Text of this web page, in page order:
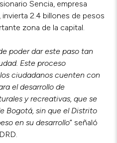
Sencia, empresa
2.4 billones de pesos
zona de la capital.
poder dar este paso tan
Este proceso
ciudadanos cuenten con
el desarrollo de
y recreativas, que se
Bogotá, sin que el Distrito
en su desarrollo” señaló